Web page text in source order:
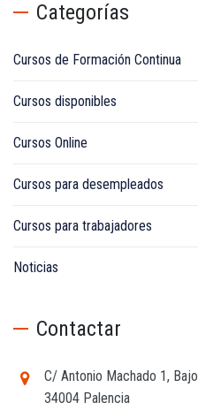
Categorías
Cursos de Formación Continua
Cursos disponibles
Cursos Online
Cursos para desempleados
Cursos para trabajadores
Noticias
Contactar
C/ Antonio Machado 1, Bajo
34004 Palencia